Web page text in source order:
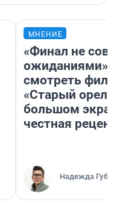
МНЕНИЕ
«Финал не
ожиданиями»:
смотреть
«Старый орел»
большом
честная
Надежда